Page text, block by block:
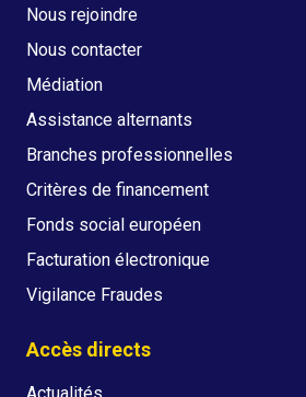
Nous rejoindre
Nous contacter
Médiation
Assistance alternants
Branches professionnelles
Critères de financement
Fonds social européen
Facturation électronique
Vigilance Fraudes
Accès directs